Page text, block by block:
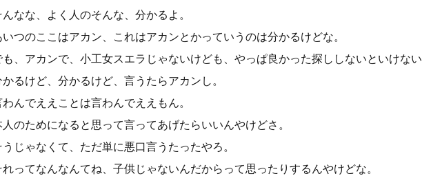
んなな、よく人のそんな、分かるよ。
いつのここはアカン、これはアカンとかっていうのは分かるけどな。
も、アカンで、小工女スエラじゃないけども、やっぱ良かった探ししないといけない
かるけど、分かるけど、言うたらアカンし。
わんでええことは言わんでええもん。
人のためになると思って言ってあげたらいいんやけどさ。
うじゃなくて、ただ単に悪口言うたったやろ。
れってなんなんてね、子供じゃないんだからって思ったりするんやけどな。